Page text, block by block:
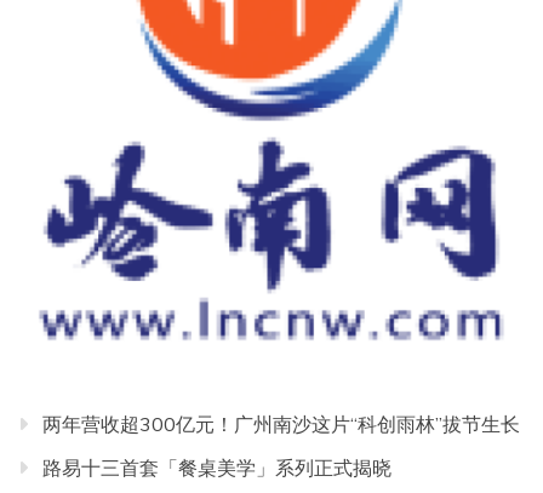
两年营收超300亿元！广州南沙这片“科创雨林”拔节生长
路易十三首套「餐桌美学」系列正式揭晓